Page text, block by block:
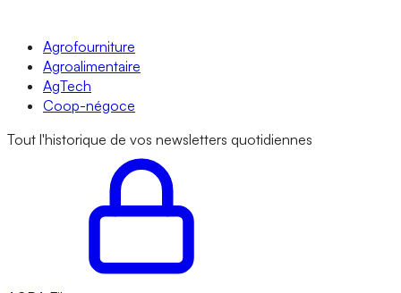
Agrofourniture
Agroalimentaire
AgTech
Coop-négoce
Tout l'historique de vos newsletters quotidiennes